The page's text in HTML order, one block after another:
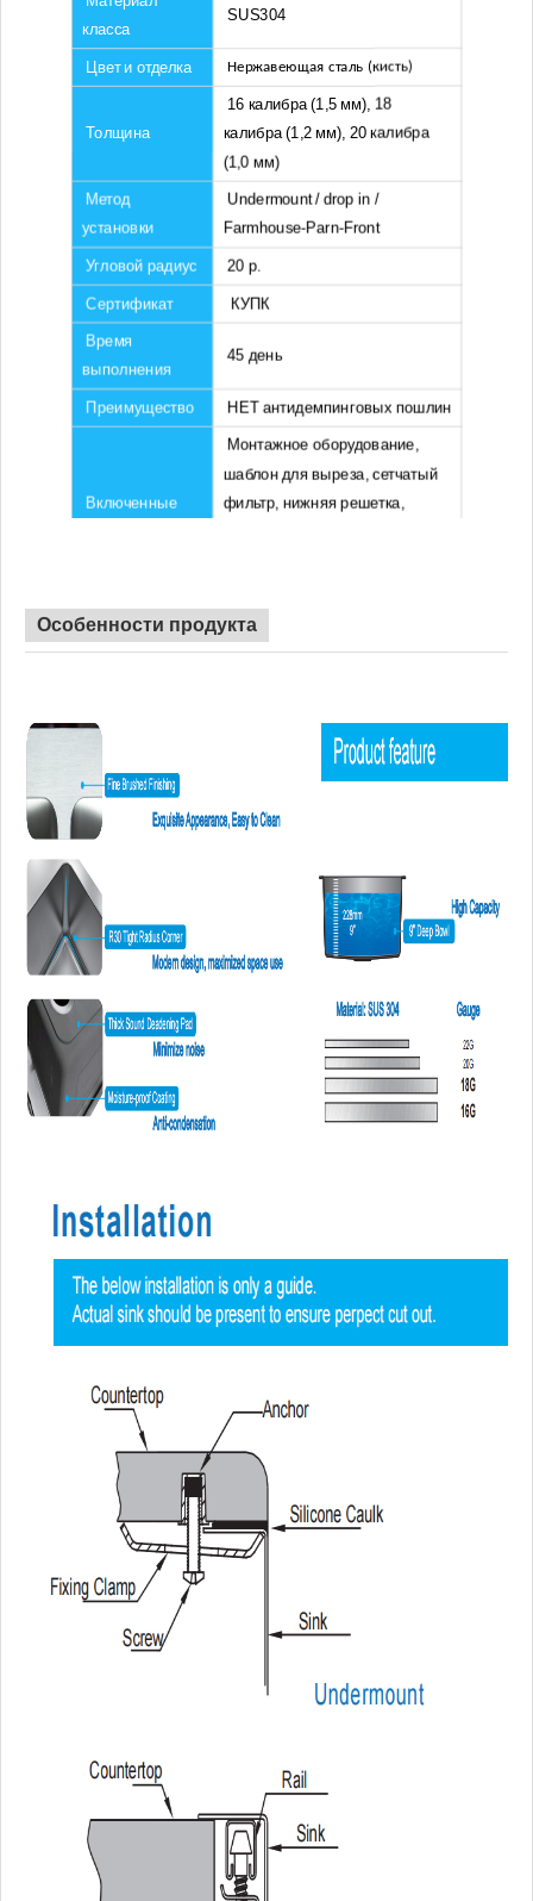
класса
SUS304
Цвет и отделка Нержавеющая сталь (кисть)
Толщина
16 калибра (1,5 мм), 18
калибра (1,2 мм), 20 калибра
(1,0 мм)
Метод
установки
Undermount / drop in /
Farmhouse-Parn-Front
Угловой радиус 20 р.
Сертификат КУПК
Время
выполнения
45 день
Преимущество НЕТ антидемпинговых пошлин
Включенные
Монтажное оборудование,
шаблон для выреза, сетчатый
фильтр, нижняя решетка,
Особенности продукта